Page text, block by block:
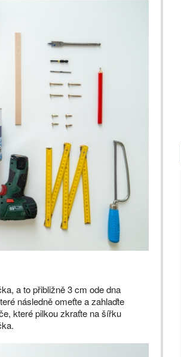
a to přibližně 3 cm ode dna
následně omeťte a zahlaďte
které pilkou zkraťte na šířku